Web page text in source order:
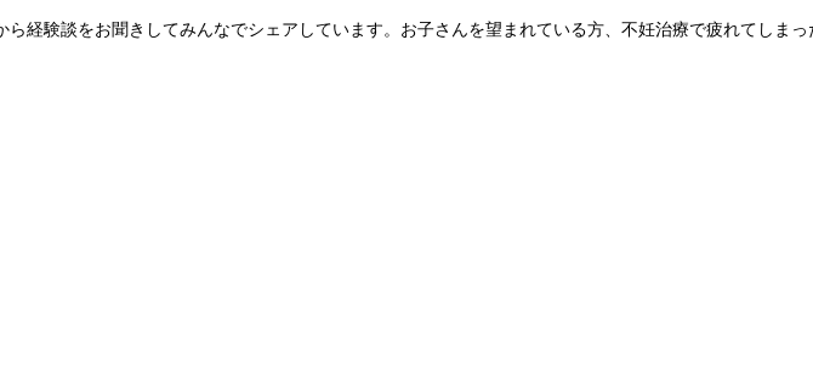
経験談をお聞きしてみんなでシェアしています。お子さんを望まれている方、不妊治療で疲れてしま